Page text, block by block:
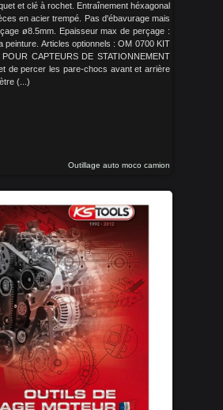
et clé à rochet. Entraînement héxagonal
en acier trempé. Pas d'ébavurage mais
ø8.5mm. Epaisseur max de perçage :
peinture. Articles optionnels : OM 0700 KIT
CAPTEURS DE STATIONNEMENT
de percer les pare-chocs avant et arrière
(...)
Outillage auto moco camion